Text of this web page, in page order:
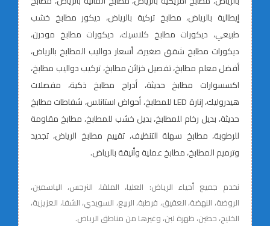
إيطالية بالرياض، مطابخ تركية بالرياض، ديكور مطابخ خشب
طبيعي، ديكورات مطابخ كلاسيك، ديكورات مطابخ مودرن،
ديكورات مطابخ شقق صغيرة، أسعار دواليب المطابخ بالرياض،
أفضل معلم مطابخ، تفصيل خزائن مطابخ، تركيب دواليب مطابخ،
اكسسوارات مطابخ حديثة، أدراج مطابخ ذكية، مفصلات
هيدروليك، إنارة LED للمطابخ، أحواض استانلس، شفاطات مطابخ
حديثة، بديل رخام للمطابخ، بديل خشب للمطابخ، مطابخ مقاومة
للرطوبة، مطابخ سهلة التنظيف، تقييم مطابخ الرياض، تجديد
وترميم المطابخ، مطابخ عملية وأنيقة بالرياض.
نخدم جميع أحياء الرياض: العليا، الملقا، النرجس، الياسمين،
الروضة، النهضة، العقيق، قرطبة، الربيع، السويدي، الشفا، العزيزية،
الخليج، حطين، ظهرة لبن، وغيرها من مناطق الرياض.